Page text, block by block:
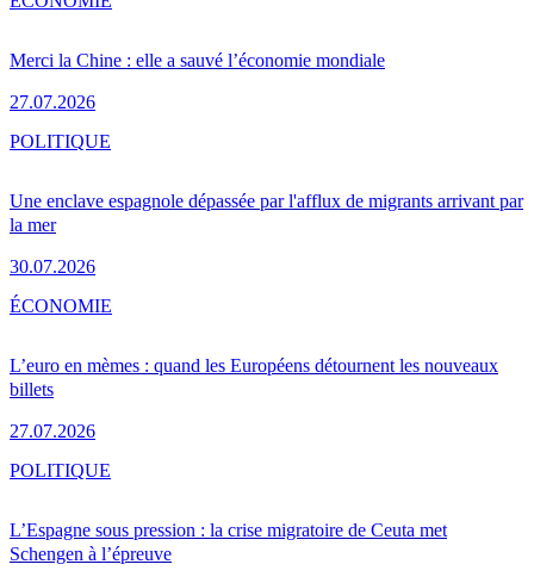
Merci la Chine : elle a sauvé l’économie mondiale
27.07.2026
Une enclave espagnole dépassée par l'afflux de migrants arrivant par
la mer
30.07.2026
POLITIQUE
L’euro en mèmes : quand les Européens détournent les nouveaux
billets
27.07.2026
ÉCONOMIE
L’Espagne sous pression : la crise migratoire de Ceuta met
Schengen à l’épreuve
POLITIQUE